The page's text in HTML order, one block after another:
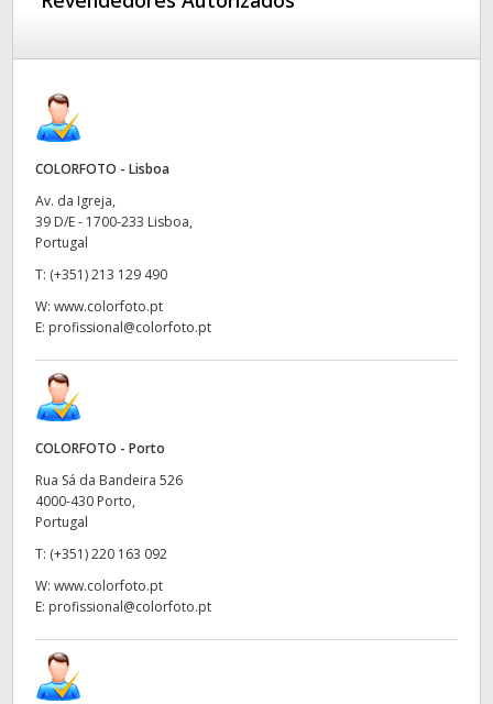
COLORFOTO - Lisboa
Av. da Igreja,
39 D/E - 1700-233 Lisboa,
Portugal
T: (+351) 213 129 490
W: www.colorfoto.pt
E: profissional@colorfoto.pt
COLORFOTO - Porto
Rua Sá da Bandeira 526
4000-430 Porto,
Portugal
T: (+351) 220 163 092
W: www.colorfoto.pt
E: profissional@colorfoto.pt